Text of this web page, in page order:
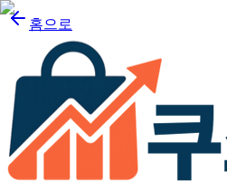
홈으로